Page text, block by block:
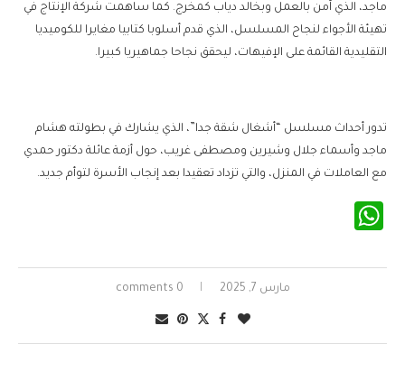
ماجد، الذي آمن بالعمل وبخالد دياب كمخرج. كما ساهمت شركة الإنتاج في
تهيئة الأجواء لنجاح المسلسل، الذي قدم أسلوبا كتابيا مغايرا للكوميديا
التقليدية القائمة على الإفيهات، ليحقق نجاحا جماهيريا كبيرا.
تدور أحداث مسلسل “أشغال شقة جدا”، الذي يشارك في بطولته هشام
ماجد وأسماء جلال وشيرين ومصطفى غريب، حول أزمة عائلة دكتور حمدي
مع العاملات في المنزل، والتي تزداد تعقيدا بعد إنجاب الأسرة لتوأم جديد.
مارس 7, 2025 0 comments